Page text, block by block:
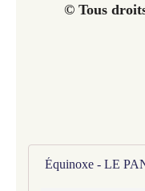
© Tous
Équinoxe - LE